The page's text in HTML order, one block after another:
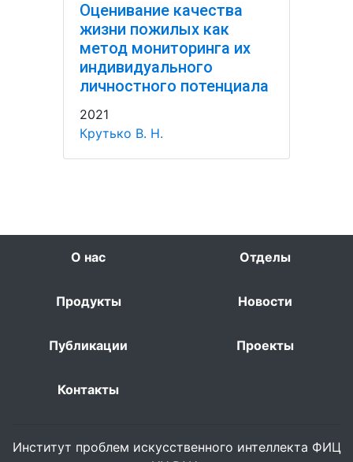
Оценивание качества
жизни пожилых как
метод мониторинга их
индивидуального
личностного потенциала
2021
Крутько В. Н.
О нас Отделы
Продукты Новости
Публикации Проекты
Контакты
Институт проблем искусственного интеллекта ФИЦ